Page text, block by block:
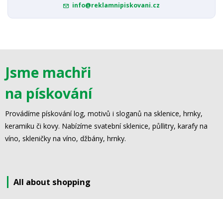
info@reklamnipiskovani.cz
Jsme machři
na pískování
Provádíme pískování log, motivů i sloganů na sklenice, hrnky,
keramiku či kovy. Nabízíme svatební sklenice, půllitry, karafy na
víno, skleničky na víno, džbány, hrnky.
All about shopping